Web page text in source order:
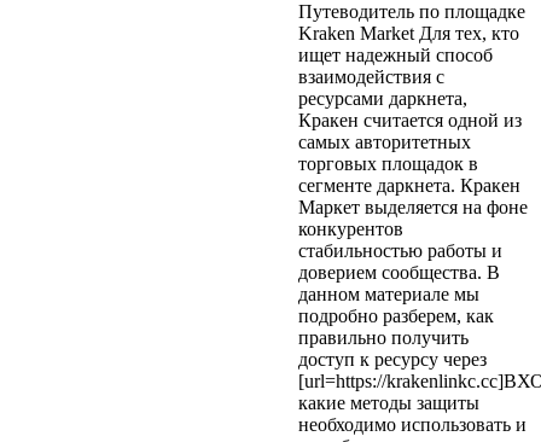
Путеводитель по площадке
Kraken Market Для тех, кто
ищет надежный способ
взаимодействия с
ресурсами даркнета,
Кракен считается одной из
самых авторитетных
торговых площадок в
сегменте даркнета. Кракен
Маркет выделяется на фоне
конкурентов
стабильностью работы и
доверием сообщества. В
данном материале мы
подробно разберем, как
правильно получить
доступ к ресурсу через
[url=https://
какие методы защиты
необходимо использовать и